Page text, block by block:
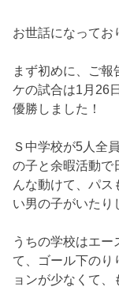
お世話になってお
まず初めに、ご報
ケの試合は1月26
優勝しました！
Ｓ中学校が5人全
の子と余暇活動で
んな動けて、パス
い男の子がいたり
うちの学校はエ
て、ゴール下のり
ョンが少なくて